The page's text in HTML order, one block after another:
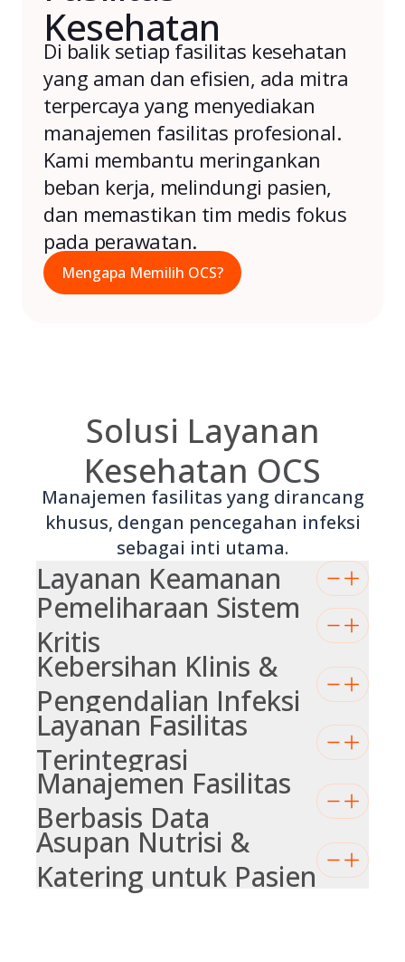
Kesehatan
Di balik setiap fasilitas kesehatan
yang aman dan efisien, ada mitra
terpercaya yang menyediakan
manajemen fasilitas profesional.
Kami membantu meringankan
beban kerja, melindungi pasien,
dan memastikan tim medis fokus
pada perawatan.
Mengapa Memilih OCS?
Solusi Layanan
Kesehatan OCS
Manajemen fasilitas yang dirancang
khusus, dengan pencegahan infeksi
sebagai inti utama.
Layanan Keamanan
Pemeliharaan Sistem
Kritis
Kebersihan Klinis &
Pengendalian Infeksi
Layanan Fasilitas
Terintegrasi
Manajemen Fasilitas
Berbasis Data
Asupan Nutrisi &
Katering untuk Pasien